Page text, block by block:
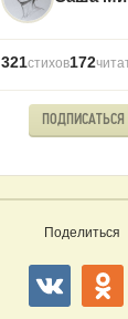
321стихов172
ПОДПИСАТЬСЯ
Поделиться